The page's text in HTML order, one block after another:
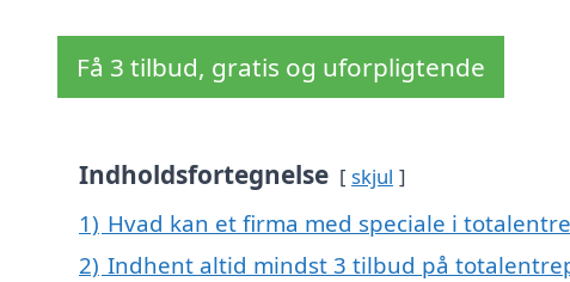
Få 3 tilbud, gratis og uforpligtende
Indholdsfortegnelse skjul
1) Hvad kan et firma med speciale i
2) Indhent altid mindst 3 tilbud på